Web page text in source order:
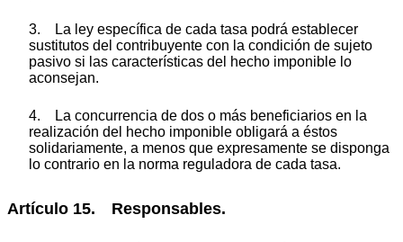
3. La ley específica de cada tasa podrá establecer
sustitutos del contribuyente con la condición de sujeto
pasivo si las características del hecho imponible lo
aconsejan.
4. La concurrencia de dos o más beneficiarios en la
realización del hecho imponible obligará a éstos
solidariamente, a menos que expresamente se disponga
lo contrario en la norma reguladora de cada tasa.
Artículo 15. Responsables.